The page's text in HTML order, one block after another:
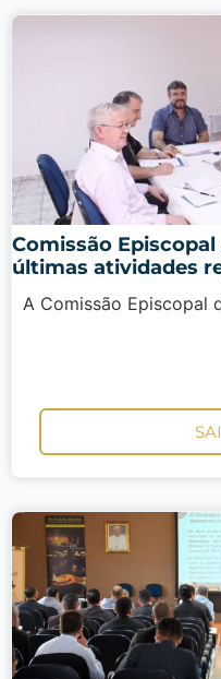
Comissão
últimas atividades
A Comissão Episcopal